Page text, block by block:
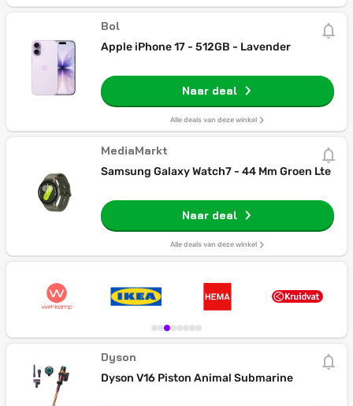
Bol
Apple iPhone 17 - 512GB - Lavender
Naar deal
Alle deals van deze winkel
MediaMarkt
Samsung Galaxy Watch7 - 44 Mm Groen Lte
Naar deal
Alle deals van deze winkel
Dyson
Dyson V16 Piston Animal Submarine